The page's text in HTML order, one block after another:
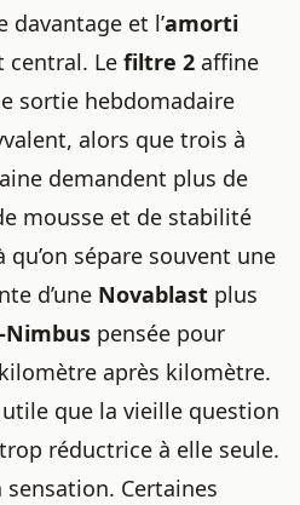
davantage et l’amorti
central. Le filtre 2 affine
sortie hebdomadaire
alors que trois à
demandent plus de
mousse et de stabilité
qu’on sépare souvent une
d’une Novablast plus
Nimbus pensée pour
après kilomètre.
que la vieille question
réductrice à elle seule.
Certaines